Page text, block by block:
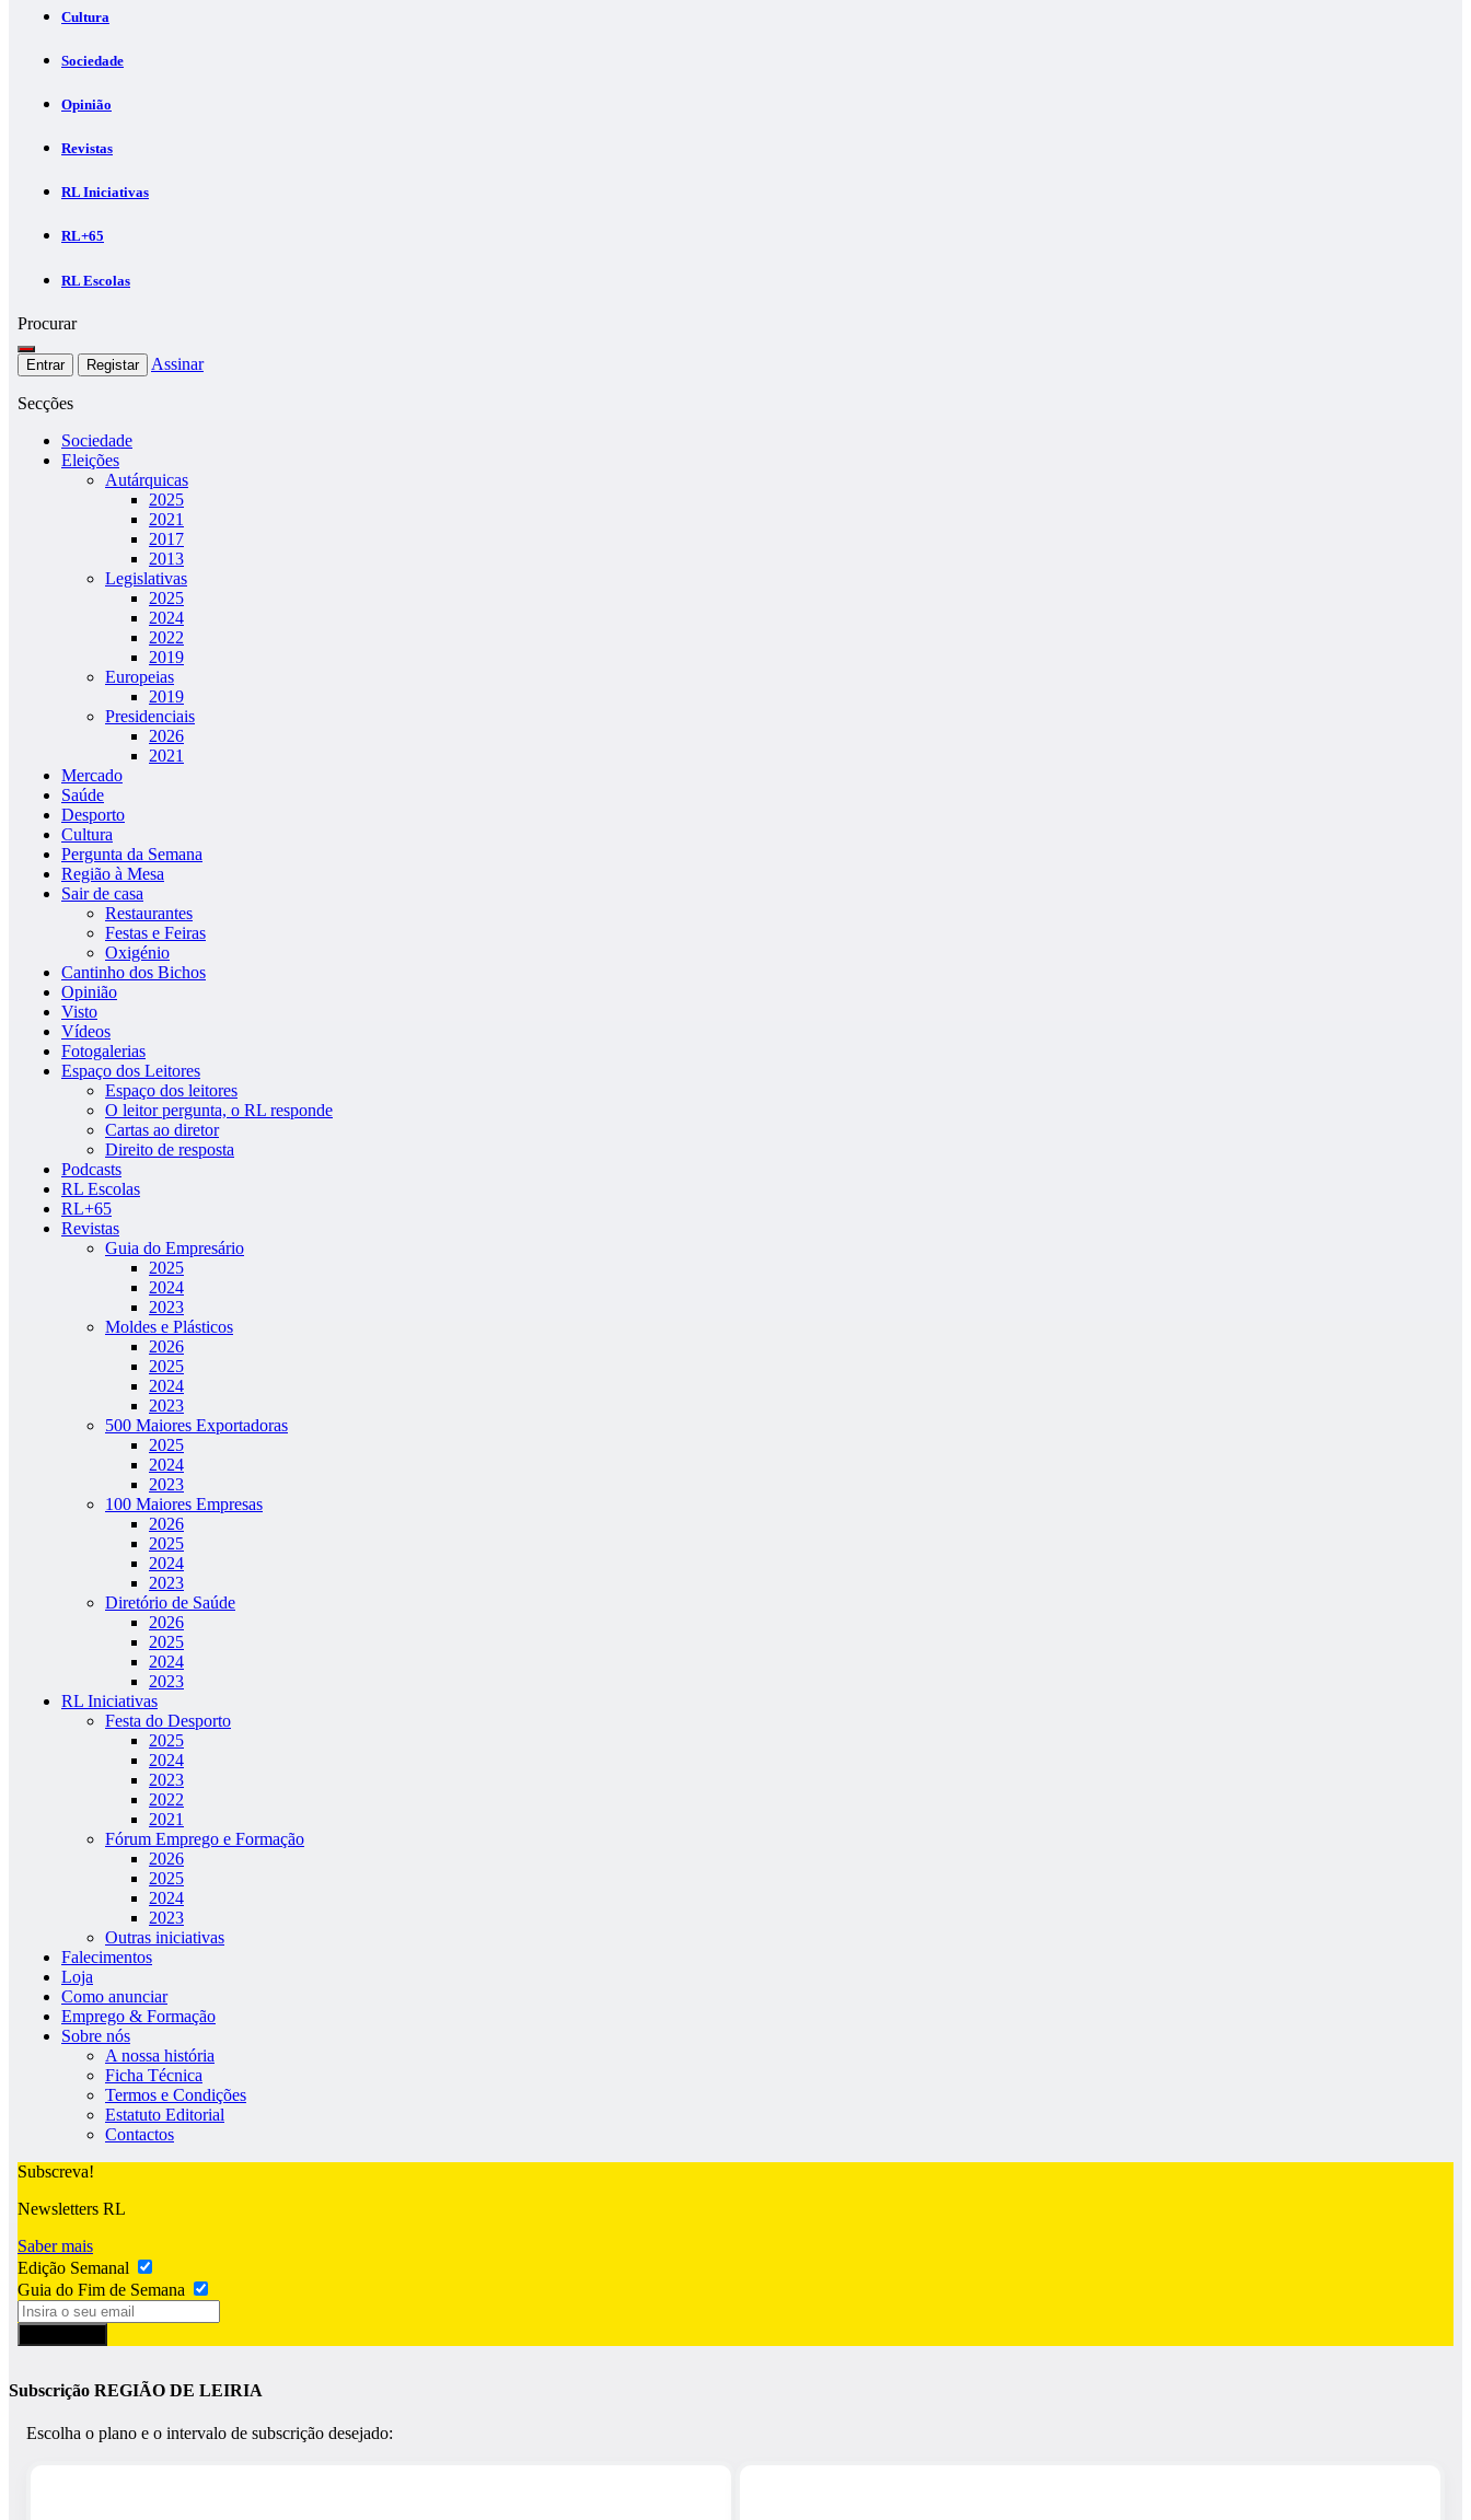
Cultura
Sociedade
Opinião
Revistas
RL Iniciativas
RL+65
RL Escolas
Procurar
Entrar Registar Assinar
Secções
Sociedade
Eleições
Autárquicas
2025
2021
2017
2013
Legislativas
2025
2024
2022
2019
Europeias
2019
Presidenciais
2026
2021
Mercado
Saúde
Desporto
Cultura
Pergunta da Semana
Região à Mesa
Sair de casa
Restaurantes
Festas e Feiras
Oxigénio
Cantinho dos Bichos
Opinião
Visto
Vídeos
Fotogalerias
Espaço dos Leitores
Espaço dos leitores
O leitor pergunta, o RL responde
Cartas ao diretor
Direito de resposta
Podcasts
RL Escolas
RL+65
Revistas
Guia do Empresário
2025
2024
2023
Moldes e Plásticos
2026
2025
2024
2023
500 Maiores Exportadoras
2025
2024
2023
100 Maiores Empresas
2026
2025
2024
2023
Diretório de Saúde
2026
2025
2024
2023
RL Iniciativas
Festa do Desporto
2025
2024
2023
2022
2021
Fórum Emprego e Formação
2026
2025
2024
2023
Outras iniciativas
Falecimentos
Loja
Como anunciar
Emprego & Formação
Sobre nós
A nossa história
Ficha Técnica
Termos e Condições
Estatuto Editorial
Contactos
Subscreva!
Newsletters RL
Saber mais
Edição Semanal
Guia do Fim de Semana
Subscrição REGIÃO DE LEIRIA
Escolha o plano e o intervalo de subscrição desejado: